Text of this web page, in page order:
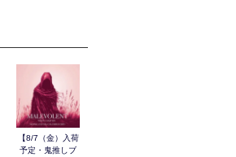
【8/7（金）入荷
予定・鬼推しブ